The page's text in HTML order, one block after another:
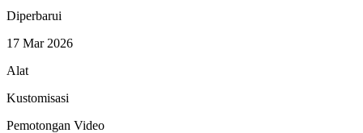
Diperbarui
17 Mar 2026
Alat
Kustomisasi
Pemotongan Video